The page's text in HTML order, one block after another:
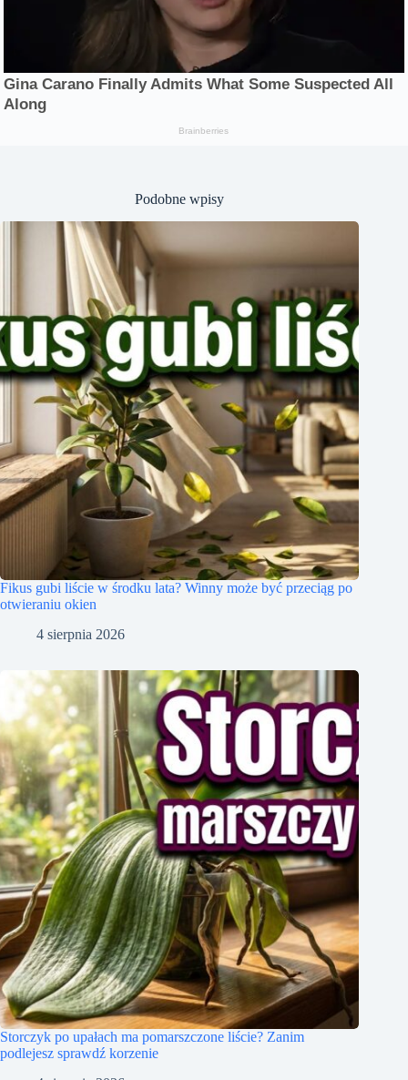
Podobne wpisy
Fikus gubi liście w środku lata? Winny może być przeciąg po
otwieraniu okien
4 sierpnia 2026
Storczyk po upałach ma pomarszczone liście? Zanim
podlejesz sprawdź korzenie